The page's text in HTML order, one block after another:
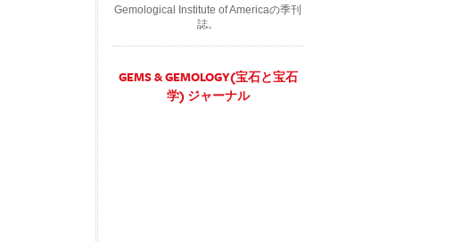
Gemological Institute of Americaの季刊
誌。
GEMS & GEMOLOGY(宝石と宝石
学) ジャーナル